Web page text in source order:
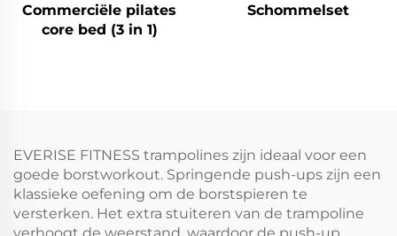
Commerciële pilates
core bed (3 in 1)
Schommelset
EVERISE FITNESS trampolines zijn ideaal voor een
goede borstworkout. Springende push-ups zijn een
klassieke oefening om de borstspieren te
versterken. Het extra stuiteren van de trampoline
verhoogt de weerstand, waardoor de push-up